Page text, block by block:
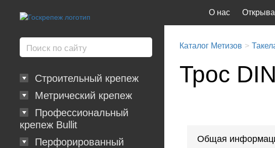
Строительный крепеж
Метрический крепеж
Профессиональный
крепеж Bullit
Перфорированный
О нас
Каталог Метизов
Трос
Общая